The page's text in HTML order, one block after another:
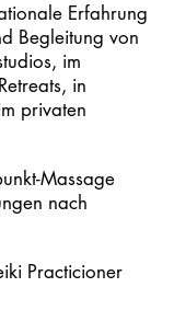
Erfahrung
Begleitung von
im
in
privaten
Massage
nach
Practicioner